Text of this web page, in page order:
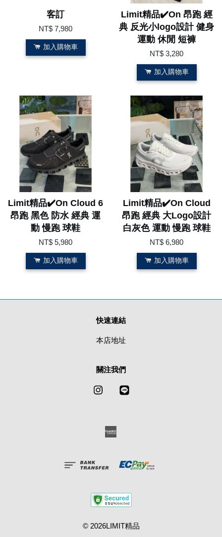
客訂
NT$ 7,980
加入購物車
Limit精品✔️On 昂跑 經
典 反光小logo設計 健身
運動 休閒 短褲
NT$ 3,280
加入購物車
Limit精品✔️On Cloud 6
昂跑 黑色 防水 經典 運
動 慢跑 球鞋
NT$ 5,980
加入購物車
Limit精品✔️On Cloud
昂跑 經典 大Logo設計
白灰色 運動 慢跑 球鞋
NT$ 6,980
加入購物車
快速連結
本店地址
關注我們
Instagram
© 2026LIMIT精品